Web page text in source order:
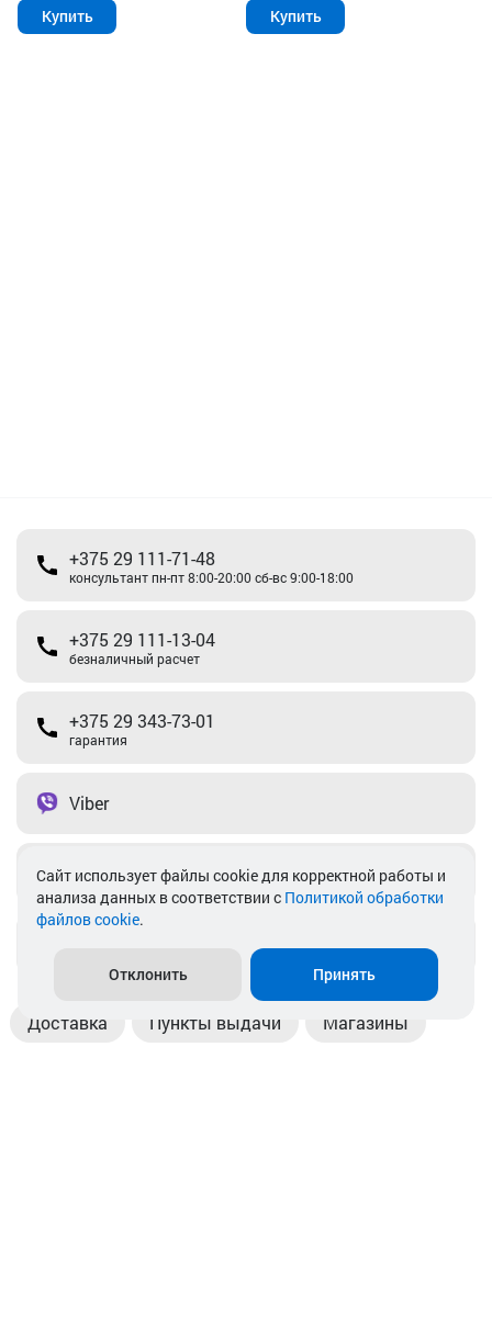
Купить Купить
+375 29 111-71-48
консультант пн-пт 8:00-20:00 сб-вс 9:00-18:00
+375 29 111-13-04
безналичный расчет
+375 29 343-73-01
гарантия
Viber
Telegram
Доставка Пункты выдачи Магазины
Cайт использует файлы cookie для корректной работы и
анализа данных в соответствии с Политикой обработки
файлов cookie.
Отклонить Принять